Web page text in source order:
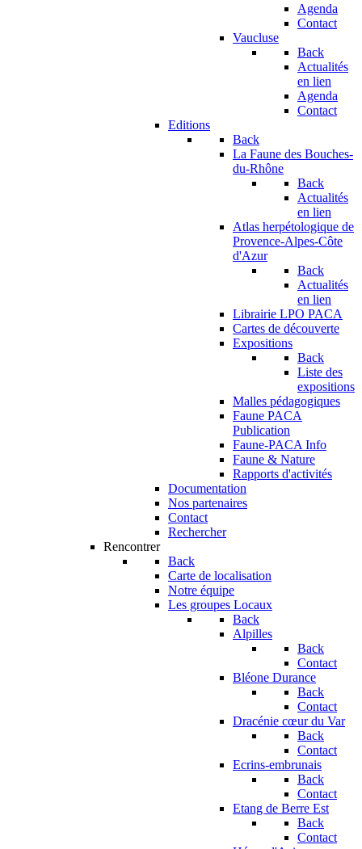
Agenda
Contact
Vaucluse
Back
Actualités
en lien
Agenda
Contact
Editions
Back
La Faune des Bouches-
du-Rhône
Back
Actualités
en lien
Atlas herpétologique de
Provence-Alpes-Côte
d'Azur
Back
Actualités
en lien
Librairie LPO PACA
Cartes de découverte
Expositions
Back
Liste des
expositions
Malles pédagogiques
Faune PACA
Publication
Faune-PACA Info
Faune & Nature
Rapports d'activités
Documentation
Nos partenaires
Contact
Rechercher
Rencontrer
Back
Carte de localisation
Notre équipe
Les groupes Locaux
Back
Alpilles
Back
Contact
Bléone Durance
Back
Contact
Dracénie cœur du Var
Back
Contact
Ecrins-embrunais
Back
Contact
Etang de Berre Est
Back
Contact